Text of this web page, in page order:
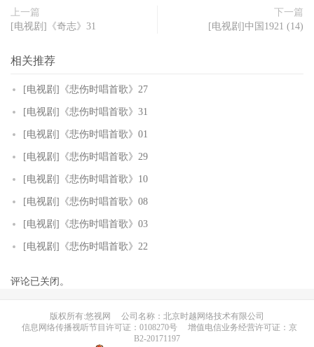
上一篇
[电视剧]《奇志》31
下一篇
[电视剧]中国1921 (14)
相关推荐
[电视剧]《悲伤时唱首歌》27
[电视剧]《悲伤时唱首歌》31
[电视剧]《悲伤时唱首歌》01
[电视剧]《悲伤时唱首歌》29
[电视剧]《悲伤时唱首歌》10
[电视剧]《悲伤时唱首歌》08
[电视剧]《悲伤时唱首歌》03
[电视剧]《悲伤时唱首歌》22
评论已关闭。
版权所有:悠视网
公司名称：北京时越网络技术有限公司
信息网络传播视听节目许可证：0108270号
增值电信业务经营许可证：京
B2-20171197